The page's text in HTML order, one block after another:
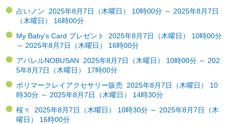
占いノン 2025年8月7日（木曜日） 10時00分 ～ 2025年8月7日
（木曜日） 16時00分
My Baby's Card プレゼント 2025年8月7日（木曜日） 10時00分
～ 2025年8月7日（木曜日） 16時00分
アパレルNOBUSAN 2025年8月7日（木曜日） 10時00分 ～ 202
5年8月7日（木曜日） 17時00分
ポリマークレイアクセサリー販売 2025年8月7日（木曜日） 10
時30分 ～ 2025年8月7日（木曜日） 14時30分
桜々 2025年8月7日（木曜日） 10時30分 ～ 2025年8月7日（木
曜日） 16時00分